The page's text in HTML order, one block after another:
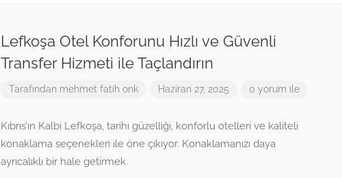
Lefkoşa Otel Konforunu Hızlı ve Güvenli
Transfer Hizmeti ile Taçlandırın
Tarafından mehmet fatih onk Haziran 27, 2025 0 yorum ile
Kıbrıs’ın Kalbi Lefkoşa, tarihi güzelliği, konforlu otelleri ve kaliteli
konaklama seçenekleri ile öne çıkıyor. Konaklamanızı daya
ayrıcalıklı bir hale getirmek